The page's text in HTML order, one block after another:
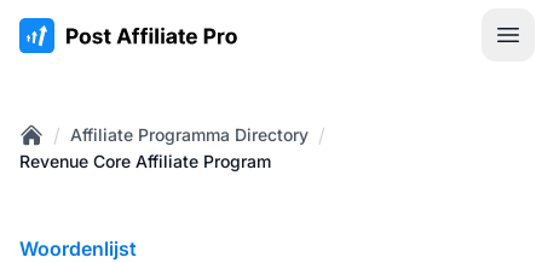
:site.title
Home
/ Affiliate Programma Directory /
Revenue Core Affiliate Program
Woordenlijst